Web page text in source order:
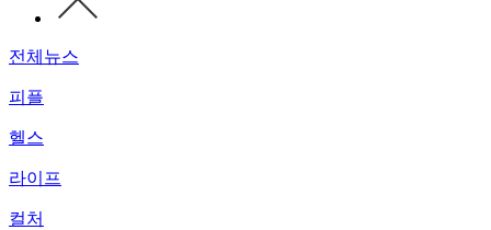
전체뉴스
피플
헬스
라이프
컬처